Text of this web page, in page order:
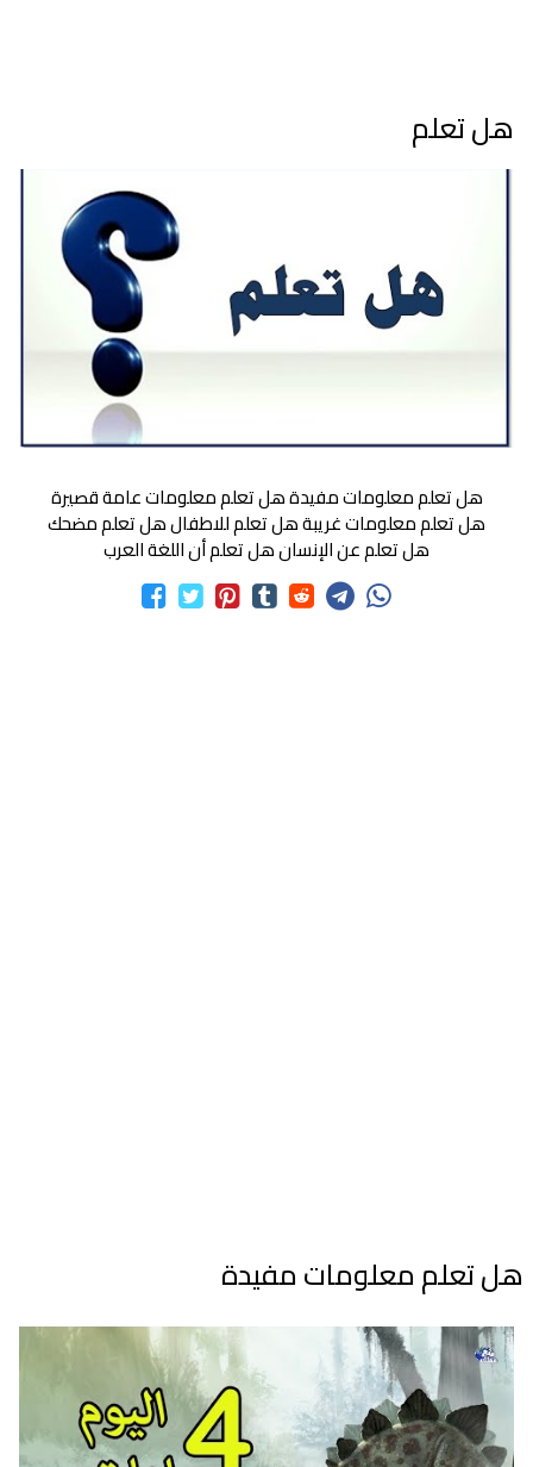
هل تعلم
هل تعلم معلومات مفيدة هل تعلم معلومات عامة قصيرة
هل تعلم معلومات غريبة هل تعلم للاطفال هل تعلم مضحك
هل تعلم عن الإنسان هل تعلم أن اللغة العرب
هل تعلم معلومات مفيدة